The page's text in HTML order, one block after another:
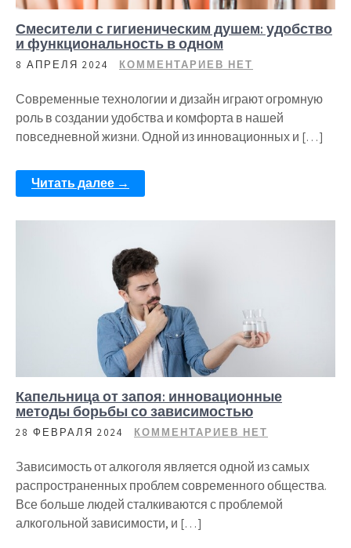
Смесители с гигиеническим душем: удобство
и функциональность в одном
8 АПРЕЛЯ 2024 КОММЕНТАРИЕВ НЕТ
Современные технологии и дизайн играют огромную
роль в создании удобства и комфорта в нашей
повседневной жизни. Одной из инновационных и […]
Читать далее →
Капельница от запоя: инновационные
методы борьбы со зависимостью
28 ФЕВРАЛЯ 2024 КОММЕНТАРИЕВ НЕТ
Зависимость от алкоголя является одной из самых
распространенных проблем современного общества.
Все больше людей сталкиваются с проблемой
алкогольной зависимости, и […]